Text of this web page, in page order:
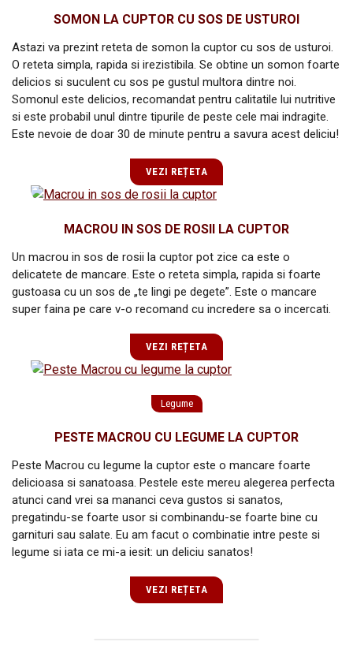
SOMON LA CUPTOR CU SOS DE USTUROI
Astazi va prezint reteta de somon la cuptor cu sos de usturoi.
O reteta simpla, rapida si irezistibila. Se obtine un somon foarte
delicios si suculent cu sos pe gustul multora dintre noi.
Somonul este delicios, recomandat pentru calitatile lui nutritive
si este probabil unul dintre tipurile de peste cele mai indragite.
Este nevoie de doar 30 de minute pentru a savura acest deliciu!
VEZI REȚETA
MACROU IN SOS DE ROSII LA CUPTOR
Un macrou in sos de rosii la cuptor pot zice ca este o
delicatete de mancare. Este o reteta simpla, rapida si foarte
gustoasa cu un sos de „te lingi pe degete”. Este o mancare
super faina pe care v-o recomand cu incredere sa o incercati.
VEZI REȚETA
Legume
PESTE MACROU CU LEGUME LA CUPTOR
Peste Macrou cu legume la cuptor este o mancare foarte
delicioasa si sanatoasa. Pestele este mereu alegerea perfecta
atunci cand vrei sa mananci ceva gustos si sanatos,
pregatindu-se foarte usor si combinandu-se foarte bine cu
garnituri sau salate. Eu am facut o combinatie intre peste si
legume si iata ce mi-a iesit: un deliciu sanatos!
VEZI REȚETA